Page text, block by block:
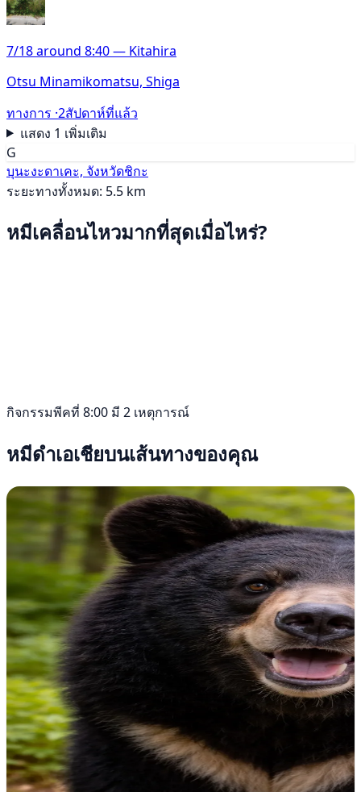
7/18 around 8:40 — Kitahira
Otsu Minamikomatsu, Shiga
ทางการ ·2สัปดาห์ที่แล้ว
แสดง 1 เพิ่มเติม
G
บุนะงะดาเคะ, จังหวัดชิกะ
ระยะทางทั้งหมด: 5.5 km
หมีเคลื่อนไหวมากที่สุดเมื่อไหร่?
กิจกรรมพีคที่ 8:00 มี 2 เหตุการณ์
หมีดำเอเชียบนเส้นทางของคุณ